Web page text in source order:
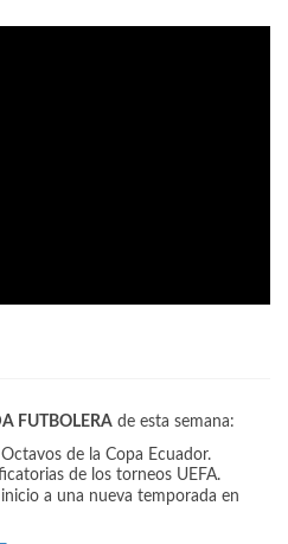
FUTBOLERAde esta semana:
de la Copa Ecuador.
de los torneos UEFA.
a una nueva temporada en